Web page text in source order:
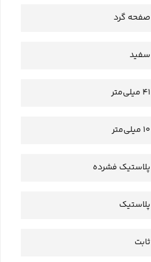
صفحه گرد
سفید
41 میلی‌متر
10 میلی‌متر
پلاستیک فشرده
پلاستیک
ثابت